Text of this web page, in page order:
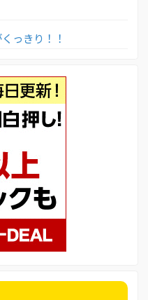
っきり！！